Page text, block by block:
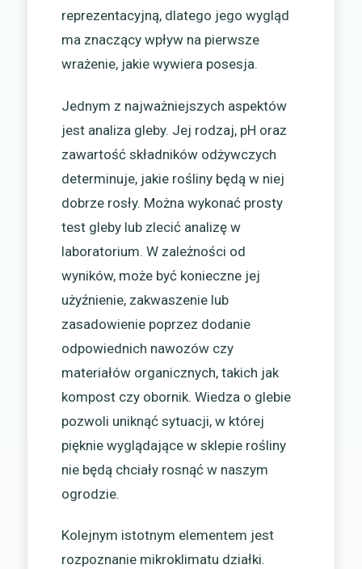
reprezentacyjną, dlatego jego wygląd
ma znaczący wpływ na pierwsze
wrażenie, jakie wywiera posesja.
Jednym z najważniejszych aspektów
jest analiza gleby. Jej rodzaj, pH oraz
zawartość składników odżywczych
determinuje, jakie rośliny będą w niej
dobrze rosły. Można wykonać prosty
test gleby lub zlecić analizę w
laboratorium. W zależności od
wyników, może być konieczne jej
użyźnienie, zakwaszenie lub
zasadowienie poprzez dodanie
odpowiednich nawozów czy
materiałów organicznych, takich jak
kompost czy obornik. Wiedza o glebie
pozwoli uniknąć sytuacji, w której
pięknie wyglądające w sklepie rośliny
nie będą chciały rosnąć w naszym
ogrodzie.
Kolejnym istotnym elementem jest
rozpoznanie mikroklimatu działki.